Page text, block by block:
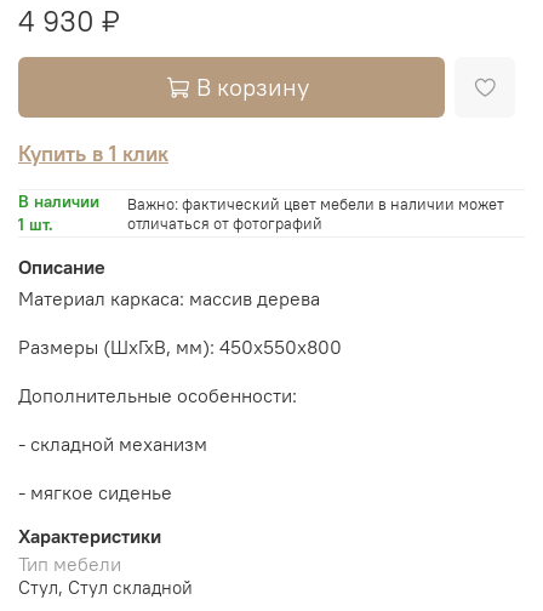
4 930 ₽
В корзину
Купить в 1 клик
В наличии
1 шт.
Важно: фактический цвет мебели в наличии может
отличаться от фотографий
Описание
Материал каркаса: массив дерева
Размеры (ШхГхВ, мм): 450х550х800
Дополнительные особенности:
- складной механизм
- мягкое сиденье
Характеристики
Тип мебели
Стул, Стул складной